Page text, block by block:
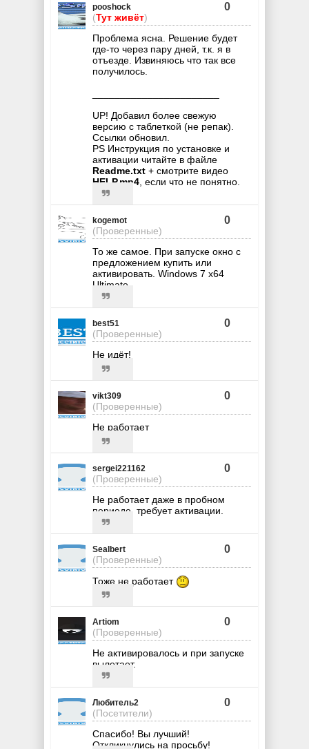
pooshock
(Тут живёт)
0
Проблема ясна. Решение будет
где-то через пару дней, т.к. я в
отъезде. Извиняюсь что так все
получилось.
UP! Добавил более свежую
версию с таблеткой (не репак).
Ссылки обновил.
PS Инструкция по установке и
активации читайте в файле
Readme.txt + смотрите видео
HELP.mp4, если что не понятно.
kogemot
(Проверенные)
0
То же самое. При запуске окно с
предложением купить или
активировать. Windows 7 x64
Ultimate.
best51
(Проверенные)
0
Не идёт!
vikt309
(Проверенные)
0
Не работает
sergei221162
(Проверенные)
0
Не работает даже в пробном
периоде, требует активации.
Sealbert
(Проверенные)
0
Тоже не работает
Artiom
(Проверенные)
0
Не активировалось и при запуске
вылетает.
Любитель2
(Посетители)
0
Спасибо! Вы лучший!
Откликнулись на просьбу!